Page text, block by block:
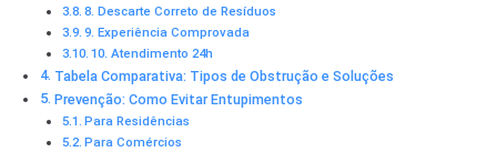
8. Descarte Correto de Resíduos
9. Experiência Comprovada
10. Atendimento 24h
Tabela Comparativa: Tipos de Obstrução e Soluções
Prevenção: Como Evitar Entupimentos
Para Residências
Para Comércios